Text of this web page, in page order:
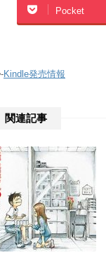
Pocket
-Kindle発売情報
関連記事